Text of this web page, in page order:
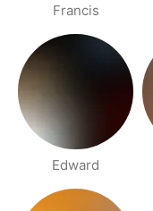
Francis
Edward